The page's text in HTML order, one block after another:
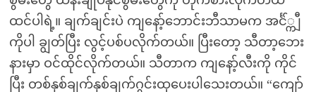
ထင်ပါရဲ့။ ချက်ချင်းပဲ ကျနော့်ဘောင်းဘီသာမက အင်္င်္ကျီ
ကိုပါ ချွတ်ပြီး လွင့်ပစ်ပလိုက်တယ်။ ပြီးတော့ သီတာ့ဘေး
နားမှာ ဝင်ထိုင်လိုက်တယ်။ သီတာက ကျနော့်လီးကို ကိုင်
ပြီး တစ်နှစ်ချက်နှစ်ချက်ဂွင်းထုပေးပါသေးတယ်။ “ကျော်